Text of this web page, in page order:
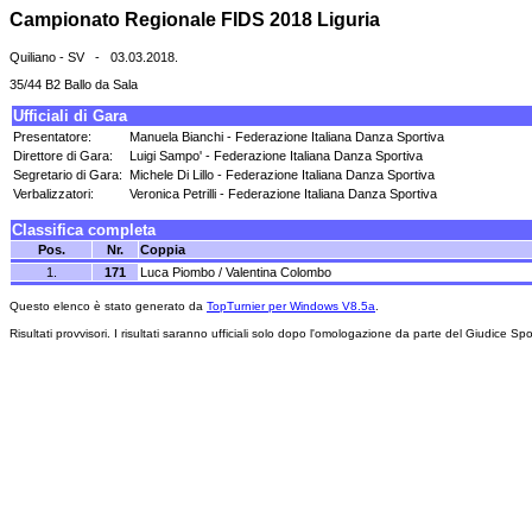
Campionato Regionale FIDS 2018 Liguria
Quiliano - SV - 03.03.2018.
35/44 B2 Ballo da Sala
Ufficiali di Gara
Presentatore:
Manuela Bianchi - Federazione Italiana Danza Sportiva
Direttore di Gara:
Luigi Sampo' - Federazione Italiana Danza Sportiva
Segretario di Gara:
Michele Di Lillo - Federazione Italiana Danza Sportiva
Verbalizzatori:
Veronica Petrilli - Federazione Italiana Danza Sportiva
Classifica completa
Pos. Nr.
Coppia
1.
171 Luca Piombo / Valentina Colombo
Questo elenco è stato generato da TopTurnier per Windows V8.5a
Risultati provvisori. I risultati saranno ufficiali solo dopo l'omologazione da parte del Giudice